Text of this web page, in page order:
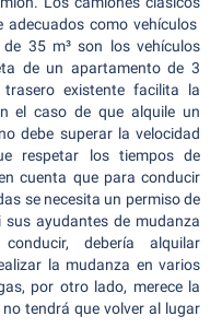
adecuados como vehículos
35 m³ son los vehículos
de un apartamento de 3
trasero existente facilita la
el caso de que alquile un
debe superar la velocidad
respetar los tiempos de
cuenta que para conducir
se necesita un permiso de
ayudantes de mudanza
debería alquilar
la mudanza en varios
por otro lado, merece la
tendrá que volver al lugar